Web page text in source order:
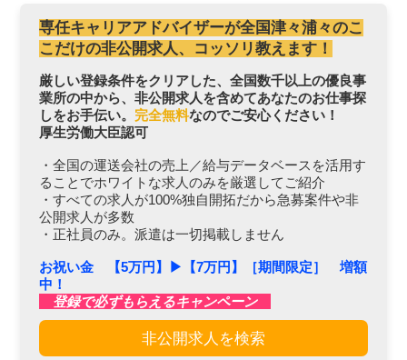
専任キャリアアドバイザーが全国津々浦々のこ
こだけの非公開求人、コッソリ教えます！
厳しい登録条件をクリアした、全国数千以上の優良事
業所の中から、非公開求人を含めてあなたのお仕事探
しをお手伝い。 完全無料なのでご安心ください！
厚生労働大臣認可
・全国の運送会社の売上／給与データベースを活用す
ることでホワイトな求人のみを厳選してご紹介
・すべての求人が100%独自開拓だから急募案件や非
公開求人が多数
・正社員のみ。派遣は一切掲載しません
お祝い金 【5万円】▶︎【7万円】［期間限定］ 増額
中！
登録で必ずもらえるキャンペーン
非公開求人を検索